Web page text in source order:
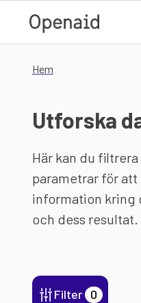
Hem
Utforska
Här kan du
parametrar för
information kring
och dess resultat.
Filter 0